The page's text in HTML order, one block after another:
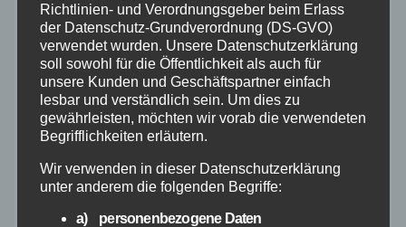
Polizei
Rettungsdienst
Rhein-Lahn
THW
Veranstaltungen
Richtlinien- und Verordnungsgeber beim Erlass
der Datenschutz-Grundverordnung (DS-GVO)
verwendet wurden. Unsere Datenschutzerklärung
soll sowohl für die Öffentlichkeit als auch für
unsere Kunden und Geschäftspartner einfach
lesbar und verständlich sein. Um dies zu
gewährleisten, möchten wir vorab die verwendeten
Begrifflichkeiten erläutern.
Wir verwenden in dieser Datenschutzerklärung
unter anderem die folgenden Begriffe:
a) personenbezogene Daten